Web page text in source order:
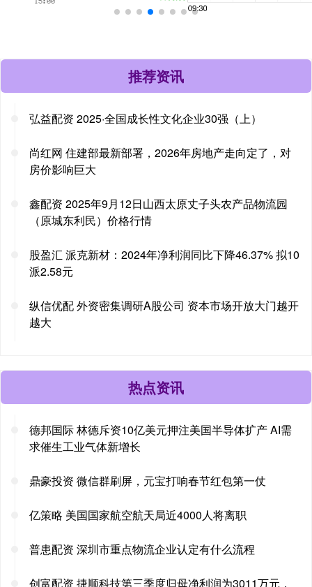
推荐资讯
弘益配资 2025·全国成长性文化企业30强（上）
尚红网 住建部最新部署，2026年房地产走向定了，对
房价影响巨大
鑫配资 2025年9月12日山西太原丈子头农产品物流园
（原城东利民）价格行情
股盈汇 派克新材：2024年净利润同比下降46.37% 拟10
派2.58元
纵信优配 外资密集调研A股公司 资本市场开放大门越开
越大
热点资讯
德邦国际 林德斥资10亿美元押注美国半导体扩产 AI需
求催生工业气体新增长
鼎豪投资 微信群刷屏，元宝打响春节红包第一仗
亿策略 美国国家航空航天局近4000人将离职
普患配资 深圳市重点物流企业认定有什么流程
创富配资 捷顺科技第三季度归母净利润为3011万元，